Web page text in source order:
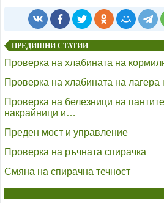
ПРЕДИШНИ СТАТИИ
Проверка на хлабината на
Проверка на хлабината на лагера
Проверка на белезници на
накрайници и…
Преден мост и управление
Проверка на ръчната спирачка
Смяна на спирачна течност